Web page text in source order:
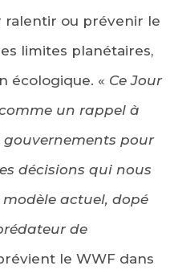
ralentir ou prévenir le
limites planétaires,
écologique. « Ce Jour
un rappel à
gouvernements pour
décisions qui nous
actuel, dopé
de
le WWF dans